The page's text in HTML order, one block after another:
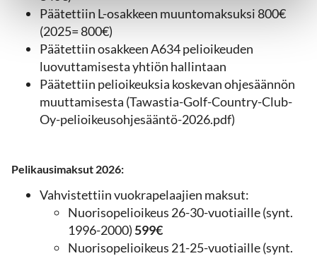
Päätettiin L-osakkeen muuntomaksuksi 800€
(2025= 800€)
Päätettiin osakkeen A634 pelioikeuden
luovuttamisesta yhtiön hallintaan
Päätettiin pelioikeuksia koskevan ohjesäännön
muuttamisesta (Tawastia-Golf-Country-Club-
Oy-pelioikeusohjesääntö-2026.pdf)
Pelikausimaksut 2026:
Vahvistettiin vuokrapelaajien maksut:
Nuorisopelioikeus 26-30-vuotiaille (synt.
1996-2000) 599€
Nuorisopelioikeus 21-25-vuotiaille (synt.